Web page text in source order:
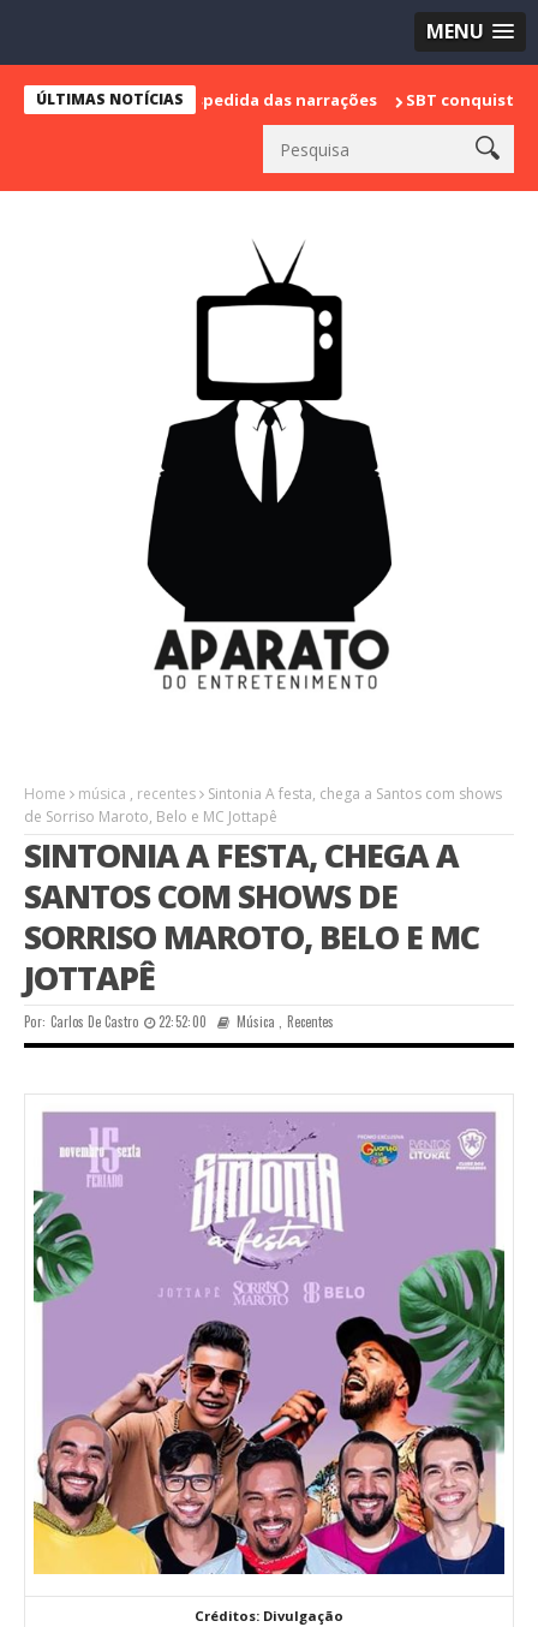
MENU
ÚLTIMAS NOTÍCIAS
sua despedida das narrações SBT conquista a vice
Home música , recentes
Sintonia A festa, chega a Santos com shows
de Sorriso Maroto, Belo e MC Jottapê
SINTONIA A FESTA, CHEGA A
SANTOS COM SHOWS DE
SORRISO MAROTO, BELO E MC
JOTTAPÊ
Por: Carlos De Castro 22:52:00 Música ,Recentes
Créditos: Divulgação